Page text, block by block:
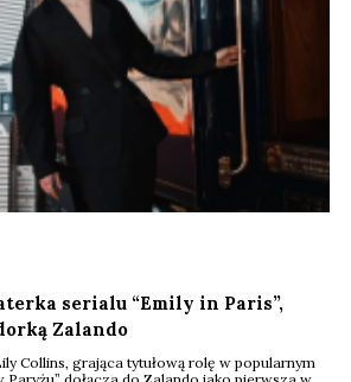
serialu “Emily in Paris”,
Zalando
Collins, grająca tytułową rolę w popularnym